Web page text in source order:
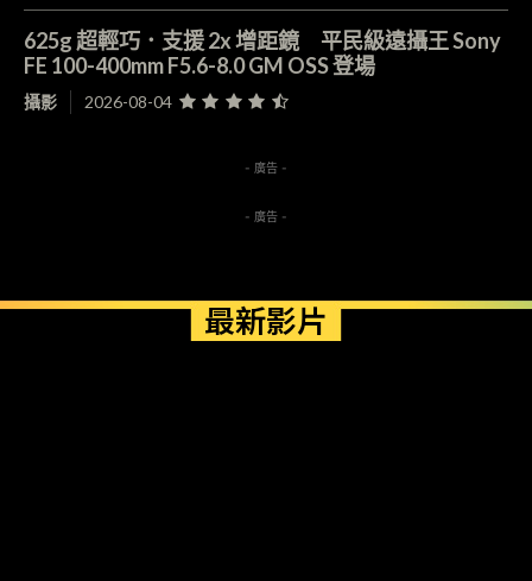
625g 超輕巧．支援 2x 增距鏡 平民級遠攝王 Sony
FE 100-400mm F5.6-8.0 GM OSS 登場
攝影 2026-08-04
- 廣告 -
- 廣告 -
最新影片